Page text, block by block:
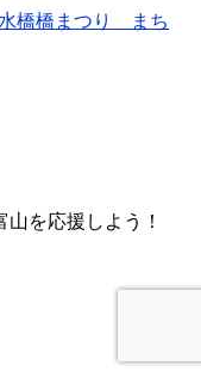
水橋橋まつり まち
を応援しよう！